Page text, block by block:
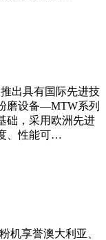
出具有国际先进技
磨设备—MTW系列
础，采用欧洲先进
、性能可…
机享誉澳大利亚、